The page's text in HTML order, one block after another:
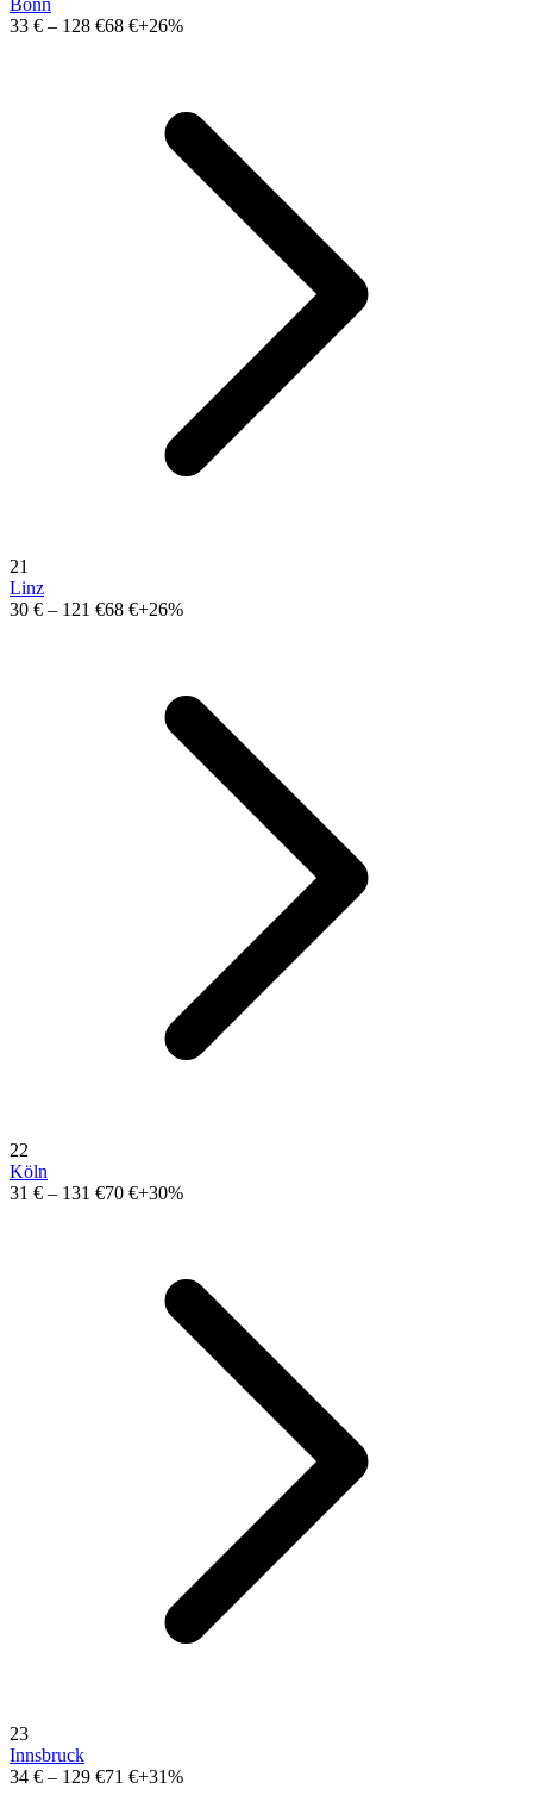
Bonn
33 € – 128 €68 €+26%
21
Linz
30 € – 121 €68 €+26%
22
Köln
31 € – 131 €70 €+30%
23
Innsbruck
34 € – 129 €71 €+31%